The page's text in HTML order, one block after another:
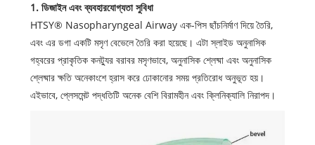
1. ডিজাইন এবং ব্যবহারযোগ্যতা সুবিধা
HTSY® Nasopharyngeal Airway এক-পিস ছাঁচনির্মাণ দিয়ে তৈরি,
এবং এর ডগা একটি মসৃণ বেভেলে তৈরি করা হয়েছে। এটা স্লাইড অনুনাসিক
গহ্বরের প্রাকৃতিক কনট্যুর বরাবর মসৃণভাবে, অনুনাসিক শ্লেষ্মা এবং অনুনাসিক
শ্লেষ্মার ক্ষতি অনেকাংশে হ্রাস করে ঢোকানোর সময় প্রতিরোধ অনুভূত হয়।
এইভাবে, প্লেসমেন্ট পদ্ধতিটি অনেক বেশি বিরামহীন এবং ক্লিনিক্যালি নিরাপদ।